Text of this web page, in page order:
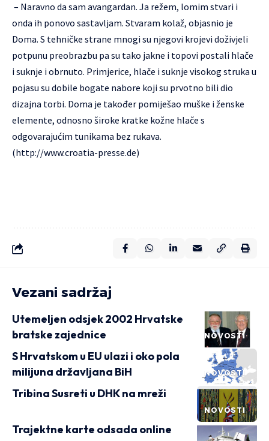
– Naravno da sam avangardan. Ja režem, lomim stvari i
onda ih ponovo sastavljam. Stvaram kolaž, objasnio je
Doma. S tehničke strane mnogi su njegovi krojevi doživjeli
potpunu preobrazbu pa su tako jakne i topovi postali hlače
i suknje i obrnuto. Primjerice, hlače i suknje visokog struka u
pojasu su dobile bogate nabore koji su prvotno bili dio
dizajna torbi. Doma je također pomiješao muške i ženske
elemente, odnosno široke kratke kožne hlače s
odgovarajućim tunikama bez rukava.
(http://www.croatia-presse.de)
Vezani sadržaj
NOVOSTI
Utemeljen odsjek 2002 Hrvatske
bratske zajednice
NOVOSTI
S Hrvatskom u EU ulazi i oko pola
milijuna državljana BiH
NOVOSTI
Tribina Susreti u DHK na mreži
Trajektne karte odsada online